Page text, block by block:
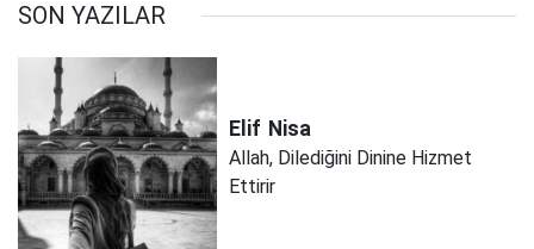
SON YAZILAR
Elif Nisa
Allah, Dilediğini Dinine Hizmet
Ettirir